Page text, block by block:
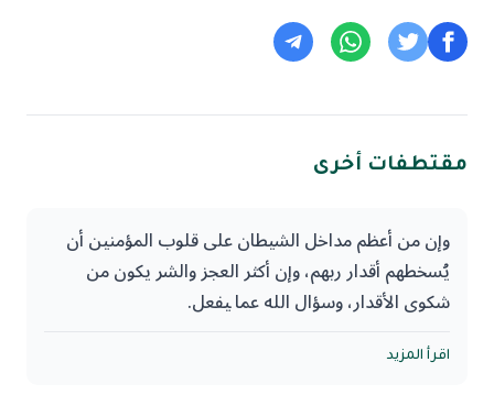
مقتطفات أخرى
وإن من أعظم مداخل الشيطان على قلوب المؤمنين أن
يُسخطهم أقدار ربهم، وإن أكثر العجز والشر يكون من
شكوى الأقدار، وسؤال الله عما ‍يفعل.
وأكثر تعلق الناس بتفسير فعل الله فساد، وإنما الذي
اقرأ المزيد